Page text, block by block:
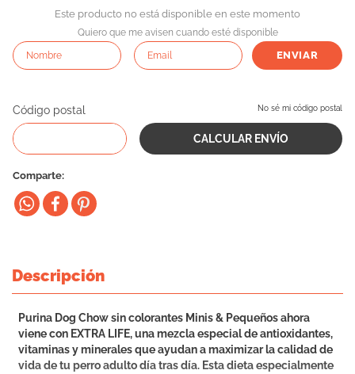
Este producto no está disponible en este momento
Quiero que me avisen cuando esté disponible
ENVIAR
Código postal No sé mi código postal
Comparte
Descripción
Purina Dog Chow sin colorantes Minis & Pequeños ahora
viene con EXTRA LIFE, una mezcla especial de antioxidantes,
vitaminas y minerales que ayudan a maximizar la calidad de
vida de tu perro adulto día tras día. Esta dieta especialmente